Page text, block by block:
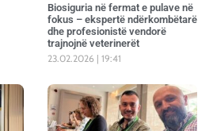
Biosiguria në fermat e pulave në
fokus – ekspertë ndërkombëtarë
dhe profesionistë vendorë
trajnojnë veterinerët
23.02.2026
19:41